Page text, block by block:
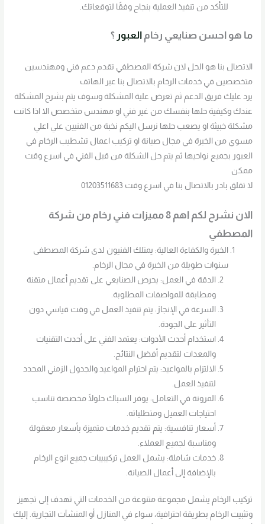
للتأكد من تنفيذ العملية بنجاح وفقًا لتوقعاتك.
ما هو احسن صنايعي رخامالعبور ؟
الاتصال بنا هو الحل لان شركة المصطفي تقدم دعم فني ومهندسين
متخصصين في خدمات الرخام بالاتصال بنا عبر الهاتف
يرد عليك فريق الدعم ثم تعرض علية المشكلة وسوف يتم بشرح المشكلة
عندك وكيفية حلها بنفسك من غير فني او مهندس متخصص الا اذا كانت
مشكلة خبيثة او يصعب حلها نرسل اليكم نخبة من الفنيين علي اعلي
مسوي من الخبرة في مجال صيانة او تركيب اعمال تشطيب الرخام في
العبور بجميع نواحيها ثم يتم حل الشكلة من قبل الفني في اسرع وقت
ممكن
لا تقلق بادر بالاتصال بنا في اسرع وقت 01203511683
الان نشرح لكم اهم 8 مميزات فني رخام من شركة
المصطفي
الخبرة والكفاءة العالية: يمتلك الفنيون لدى شركة المصطفى
سنوات طويلة من الخبرة في مجال الرخام.
الدقة في العمل: يحرص الصنايعي على تقديم أعمال متقنة
ومطابقة للمواصفات المطلوبة.
السرعة في الإنجاز: يتم تنفيذ العمل في وقت قياسي دون
التأثير على الجودة.
استخدام أحدث الأدوات: يعتمد الفني على أحدث التقنيات
والمعدات لتقديم أفضل النتائج.
الالتزام بالمواعيد: يتم احترام المواعيد والجدول الزمني المحدد
لتنفيذ العمل.
المرونة في التعامل: يوفر السباك حلولًا مخصصة تناسب
احتياجات العميل ومتطلباته.
أسعار تنافسية: يتم تقديم خدمات متميزة بأسعار معقولة
ومناسبة لجميع العملاء.
خدمات شاملة: يشمل العمل تركيبيبات جميع انوع الرخام
بالإضافة إلى أعمال الصيانة.
تركيب الرخام يشمل مجموعة متنوعة من الخدمات التي تهدف إلى تجهيز
وتثبيت الرخام بطريقة احترافية، سواء في المنازل أو المنشآت التجارية. إليك